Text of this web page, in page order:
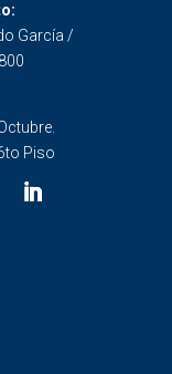
García /
Piso